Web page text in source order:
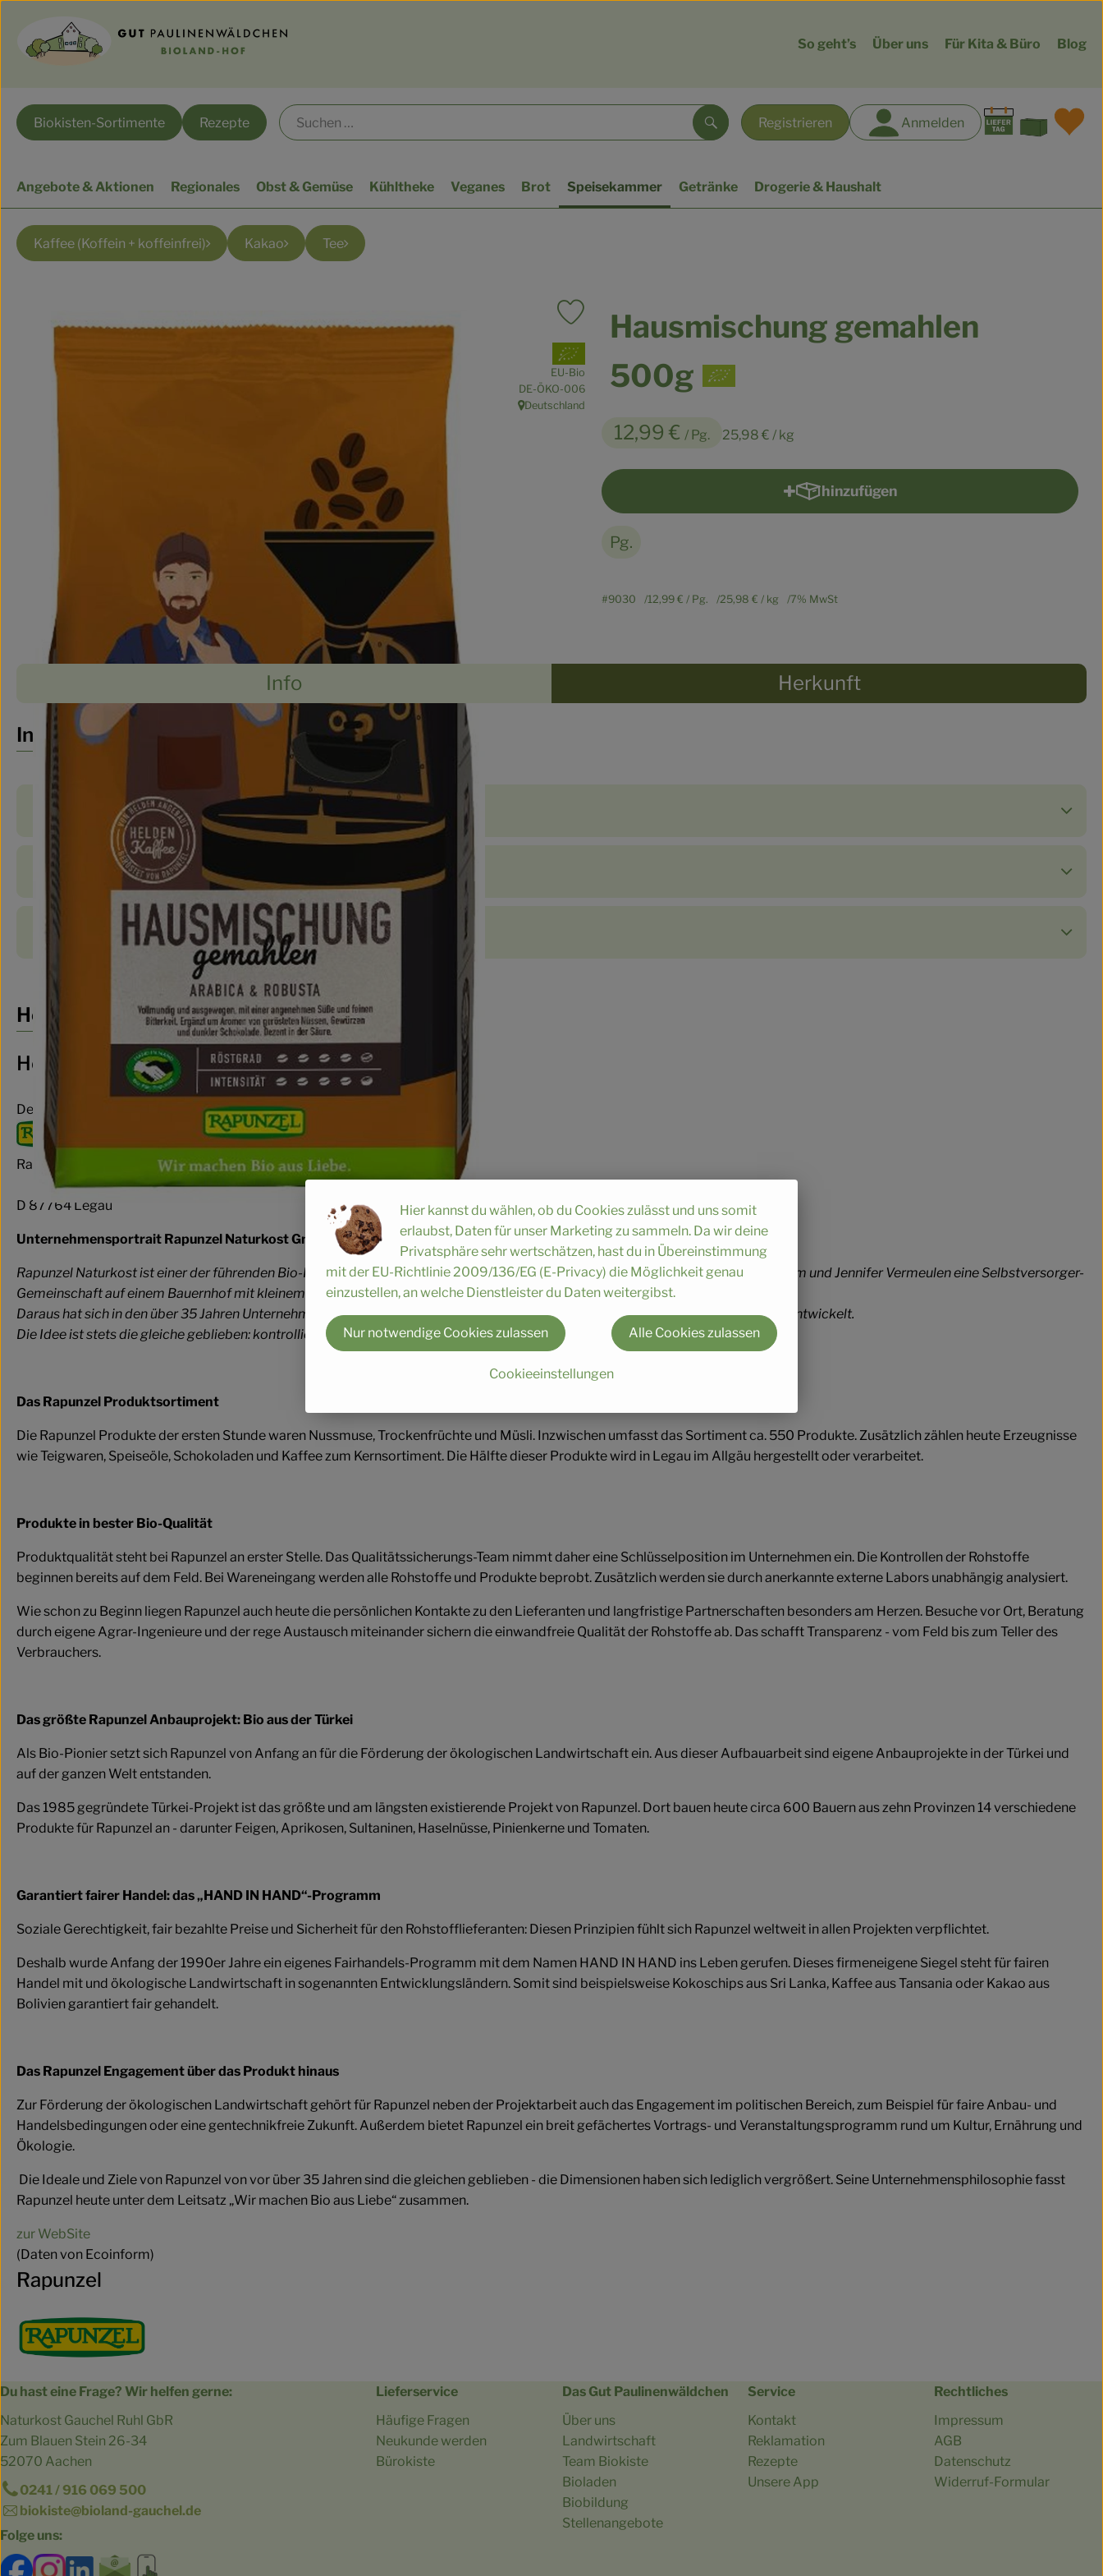
So geht’s Über uns Für Kita & Büro Blog
Registrieren Anmelden
Suchen
Biokisten-Sortimente Rezepte
Angebote & Aktionen Regionales Obst & Gemüse Kühltheke Veganes Brot Speisekammer Getränke Drogerie & Haushalt
Kaffee (Koffein + koffeinfrei) Kakao Tee
Hausmischung gemahlen
500g
12,99 € / Pg. 25,98 € / kg
Produkt zu Favouriten hinzufügen
, Verband:
EU-Bio
, Kontrollstelle:
DE-ÖKO-006
, Herkunft:
Deutschland
hinzufügen
Produkt zum Warenkorb hinzufügen
Pg.
#9030 12,99 € / Pg. 25,98 € / kg 7% MwSt
Rezepte
Info
Herkunft
Entdecke passende RezepteEs wurden keine passenden Rezepte gefunden.
Info
Produktinformationen
Zutaten
Produktdatenblatt
Herkunft
Hersteller: Rapunzel
Deutschland
Rapunzel Naturkost GmbH & Co. KG
D 87764 Legau
Unternehmensportrait Rapunzel Naturkost GmbH
Rapunzel Naturkost ist einer der führenden Bio-Hersteller in Europa. Begonnen hat alles ganz klein: 1974 gründeten Joseph Wilhelm und Jennifer Vermeulen eine Selbstversorger-
Gemeinschaft auf einem Bauernhof mit kleinem Naturkostladen im bayerischen Augsburg.
Daraus hat sich in den über 35 Jahren Unternehmensgeschichte ein international agierendes Unternehmen mit 300 Mitarbeitern entwickelt.
Die Idee ist stets die gleiche geblieben: kontrolliert biologische, naturbelassene und vegetarische Lebensmittel herzustellen.
Das Rapunzel Produktsortiment
Die Rapunzel Produkte der ersten Stunde waren Nussmuse, Trockenfrüchte und Müsli. Inzwischen umfasst das Sortiment ca. 550 Produkte. Zusätzlich zählen heute Erzeugnisse
wie Teigwaren, Speiseöle, Schokoladen und Kaffee zum Kernsortiment. Die Hälfte dieser Produkte wird in Legau im Allgäu hergestellt oder verarbeitet.
Produkte in bester Bio-Qualität
Produktqualität steht bei Rapunzel an erster Stelle. Das Qualitätssicherungs-Team nimmt daher eine Schlüsselposition im Unternehmen ein. Die Kontrollen der Rohstoffe
beginnen bereits auf dem Feld. Bei Wareneingang werden alle Rohstoffe und Produkte beprobt. Zusätzlich werden sie durch anerkannte externe Labors unabhängig analysiert.
Wie schon zu Beginn liegen Rapunzel auch heute die persönlichen Kontakte zu den Lieferanten und langfristige Partnerschaften besonders am Herzen. Besuche vor Ort, Beratung
durch eigene Agrar-Ingenieure und der rege Austausch miteinander sichern die einwandfreie Qualität der Rohstoffe ab. Das schafft Transparenz - vom Feld bis zum Teller des
Verbrauchers.
Das größte Rapunzel Anbauprojekt: Bio aus der Türkei
Als Bio-Pionier setzt sich Rapunzel von Anfang an für die Förderung der ökologischen Landwirtschaft ein. Aus dieser Aufbauarbeit sind eigene Anbauprojekte in der Türkei und
auf der ganzen Welt entstanden.
Das 1985 gegründete Türkei-Projekt ist das größte und am längsten existierende Projekt von Rapunzel. Dort bauen heute circa 600 Bauern aus zehn Provinzen 14 verschiedene
Produkte für Rapunzel an - darunter Feigen, Aprikosen, Sultaninen, Haselnüsse, Pinienkerne und Tomaten.
Garantiert fairer Handel: das „HAND IN HAND“-Programm
Soziale Gerechtigkeit, fair bezahlte Preise und Sicherheit für den Rohstofflieferanten: Diesen Prinzipien fühlt sich Rapunzel weltweit in allen Projekten verpflichtet.
Deshalb wurde Anfang der 1990er Jahre ein eigenes Fairhandels-Programm mit dem Namen HAND IN HAND ins Leben gerufen. Dieses firmeneigene Siegel steht für fairen
Handel mit und ökologische Landwirtschaft in sogenannten Entwicklungsländern. Somit sind beispielsweise Kokoschips aus Sri Lanka, Kaffee aus Tansania oder Kakao aus
Bolivien garantiert fair gehandelt.
Das Rapunzel Engagement über das Produkt hinaus
Zur Förderung der ökologischen Landwirtschaft gehört für Rapunzel neben der Projektarbeit auch das Engagement im politischen Bereich, zum Beispiel für faire Anbau- und
Handelsbedingungen oder eine gentechnikfreie Zukunft. Außerdem bietet Rapunzel ein breit gefächertes Vortrags- und Veranstaltungsprogramm rund um Kultur, Ernährung und
Ökologie.
Die Ideale und Ziele von Rapunzel von vor über 35 Jahren sind die gleichen geblieben - die Dimensionen haben sich lediglich vergrößert. Seine Unternehmensphilosophie fasst
Rapunzel heute unter dem Leitsatz „Wir machen Bio aus Liebe“ zusammen.
zur WebSite
(Daten von Ecoinform)
Rapunzel
Du hast eine Frage? Wir helfen gerne:
Naturkost Gauchel Ruhl GbR
Zum Blauen Stein 26-34
52070 Aachen
0241 / 916 069 500
biokiste@bioland-gauchel.de
Folge uns:
Externer Link zu https://www.facebook.com/bioland.Gauchel/
Externer Link zu https://www.instagram.com/gut.paulinenwaeldchen/
Externer Link zu https://www.linkedin.com/company/bioland-hof-gut-paulinenw%C3%A4ldchen
Externer Link zu https://www.subscribepage.com/newslettergauchel
Lieferservice
Häufige Fragen
Neukunde werden
Bürokiste
Das Gut Paulinenwäldchen
Über uns
Landwirtschaft
Team Biokiste
Bioladen
Biobildung
Stellenangebote
Service
Kontakt
Reklamation
Rezepte
Unsere App
Rechtliches
Impressum
AGB
Datenschutz
Widerruf-Formular
Hier kannst du wählen, ob du Cookies zulässt und uns somit
erlaubst, Daten für unser Marketing zu sammeln. Da wir deine
Privatsphäre sehr wertschätzen, hast du in Übereinstimmung
mit der EU-Richtlinie 2009/136/EG (E-Privacy) die Möglichkeit genau
einzustellen, an welche Dienstleister du Daten weitergibst.
Cookieeinstellungen
Nur notwendige Cookies zulassen Alle Cookies zulassen